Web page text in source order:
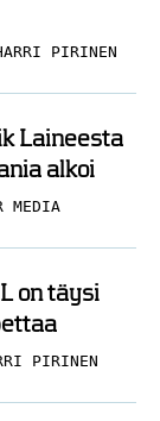
PIRINEN
Laineesta
alkoi
MEDIA
on täysi
PIRINEN